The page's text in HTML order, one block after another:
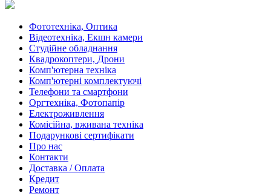
Фототехніка, Оптика
Відеотехніка, Екшн камери
Студійне обладнання
Квадрокоптери, Дрони
Комп'ютерна техніка
Комп'ютерні комплектуючі
Телефони та смартфони
Оргтехніка, Фотопапір
Електроживлення
Комісійна, вживана техніка
Подарункові сертифікати
Про нас
Контакти
Доставка / Оплата
Кредит
Ремонт